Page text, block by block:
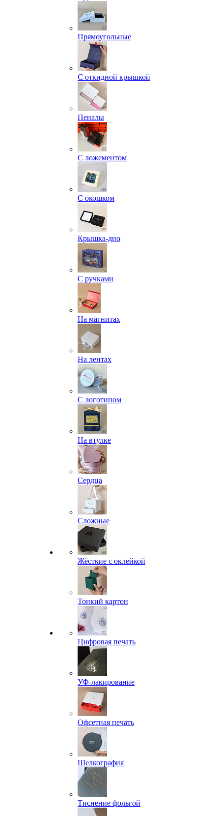
Прямоугольные
С откидной крышкой
Пеналы
С ложементом
С окошком
Крышка-дно
С ручками
На магнитах
На лентах
С логотипом
На втулке
Сердца
Сложные
Жёсткие с оклейкой
Тонкий картон
Цифровая печать
УФ-лакирование
Офсетная печать
Шелкография
Тиснение фольгой